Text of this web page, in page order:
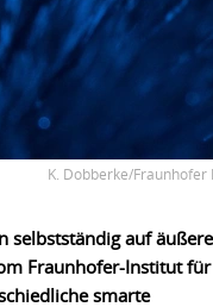
K. Dobberke/Fraunhofer
selbstständig auf äußere
Fraunhofer-Institut für
smarte